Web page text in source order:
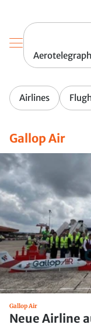
Airlines
Gallop Air
Gallop Air
Neue Airline